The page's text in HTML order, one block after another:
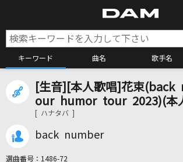
キーワード 曲名 歌手名
カラオケ検索
[生音][本人歌唱]花束
our humor tour 2023)(本
[ ハナタバ ]
back number
選曲番号： 1486-72